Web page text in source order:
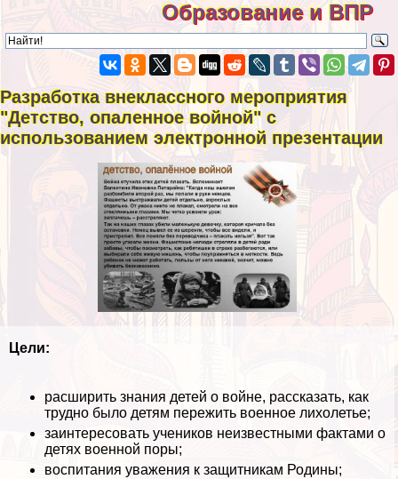
Образование и ВПР
Разработка внеклассного мероприятия
"Детство, опаленное войной" с
использованием электронной презентации
Цели:
расширить знания детей о войне, рассказать, как
трудно было детям пережить военное лихолетье;
заинтересовать учеников неизвестными фактами о
детях военной поры;
воспитания уважения к защитникам Родины;